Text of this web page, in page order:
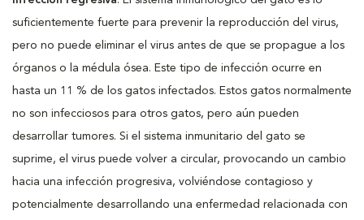
suficientemente fuerte para prevenir la reproducción del virus,
pero no puede eliminar el virus antes de que se propague a los
órganos o la médula ósea. Este tipo de infección ocurre en
hasta un 11 % de los gatos infectados. Estos gatos normalmente
no son infecciosos para otros gatos, pero aún pueden
desarrollar tumores. Si el sistema inmunitario del gato se
suprime, el virus puede volver a circular, provocando un cambio
hacia una infección progresiva, volviéndose contagioso y
potencialmente desarrollando una enfermedad relacionada con